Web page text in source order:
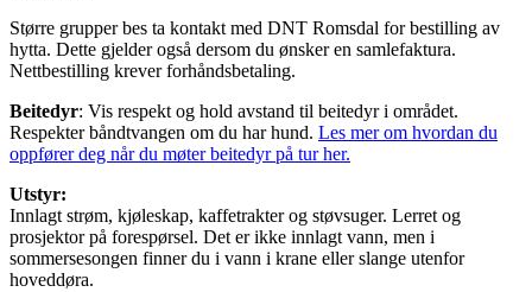
Større grupper bes ta kontakt med DNT Romsdal for bestilling av
hytta. Dette gjelder også dersom du ønsker en samlefaktura.
Nettbestilling krever forhåndsbetaling.
Beitedyr: Vis respekt og hold avstand til beitedyr i området.
Respekter båndtvangen om du har hund. Les mer om hvordan du
oppfører deg når du møter beitedyr på tur her.
Utstyr:
Innlagt strøm, kjøleskap, kaffetrakter og støvsuger. Lerret og
prosjektor på forespørsel. Det er ikke innlagt vann, men i
sommersesongen finner du i vann i krane eller slange utenfor
hoveddøra.